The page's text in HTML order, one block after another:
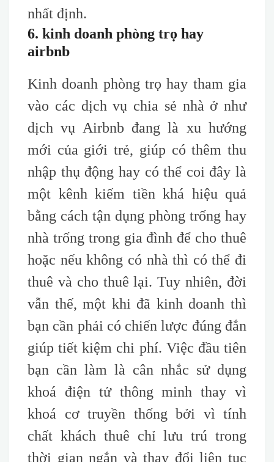
nhất định.
6. kinh doanh phòng trọ hay
airbnb
Kinh doanh phòng trọ hay tham gia
vào các dịch vụ chia sẻ nhà ở như
dịch vụ Airbnb đang là xu hướng
mới của giới trẻ, giúp có thêm thu
nhập thụ động hay có thể coi đây là
một kênh kiếm tiền khá hiệu quả
bằng cách tận dụng phòng trống hay
nhà trống trong gia đình để cho thuê
hoặc nếu không có nhà thì có thể đi
thuê và cho thuê lại. Tuy nhiên, đời
vẫn thế, một khi đã kinh doanh thì
bạn cần phải có chiến lược đúng đắn
giúp tiết kiệm chi phí. Việc đầu tiên
bạn cần làm là cân nhắc sử dụng
khoá điện tử thông minh thay vì
khoá cơ truyền thống bởi vì tính
chất khách thuê chỉ lưu trú trong
thời gian ngắn và thay đổi liên tục